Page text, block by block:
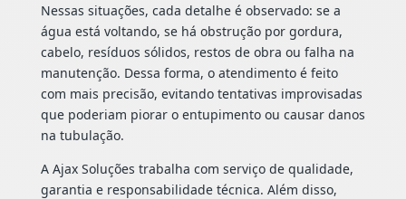
Nessas situações, cada detalhe é observado: se a
água está voltando, se há obstrução por gordura,
cabelo, resíduos sólidos, restos de obra ou falha na
manutenção. Dessa forma, o atendimento é feito
com mais precisão, evitando tentativas improvisadas
que poderiam piorar o entupimento ou causar danos
na tubulação.
A Ajax Soluções trabalha com serviço de qualidade,
garantia e responsabilidade técnica. Além disso,